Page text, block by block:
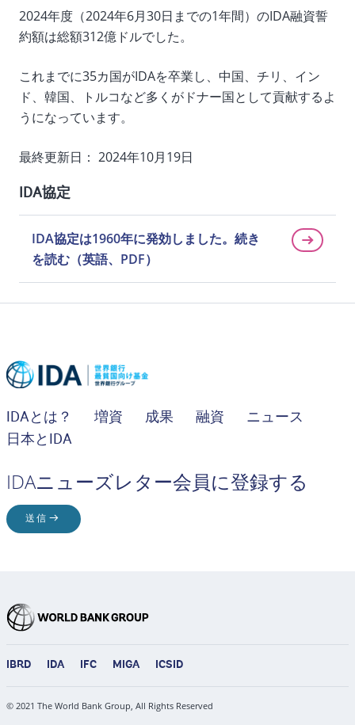
2024年度（2024年6月30日までの1年間）のIDA融資誓
約額は総額312億ドルでした。
これまでに35カ国がIDAを卒業し、中国、チリ、イン
ド、韓国、トルコなど多くがドナー国として貢献するよ
うになっています。
最終更新日： 2024年10月19日
IDA協定
IDA協定は1960年に発効しました。続き
を読む（英語、PDF）
IDAとは？ 増資 成果 融資
ニュース
日本とIDA
IDAニューズレター会員に登録する
送信
IBRD IDA IFC MIGA ICSID
© 2021 The World Bank Group, All Rights Reserved